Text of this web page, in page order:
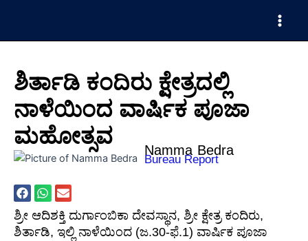
content
Main
ಶಿರ್ತಾಡಿ ಕಂದಿರು ಕ್ಷೇತ್ರದಲ್ಲಿ
ನಾಳೆಯಿಂದ ವಾರ್ಷಿಕ ಪೂಜಾ
ಮಹೋತ್ಸವ
Namma Bedra
Bureau Report
ಶ್ರೀ ಆದಿಶಕ್ತಿ ದುರ್ಗಾಂಬಿಕಾ ದೇವಸ್ಥಾನ, ಶ್ರೀ ಕ್ಷೇತ್ರ ಕಂದಿರು,
ಶಿರ್ತಾಡಿ, ಇಲ್ಲಿ ನಾಳೆಯಿಂದ (ಜ.30-ಫೆ.1) ವಾರ್ಷಿಕ ಪೂಜಾ